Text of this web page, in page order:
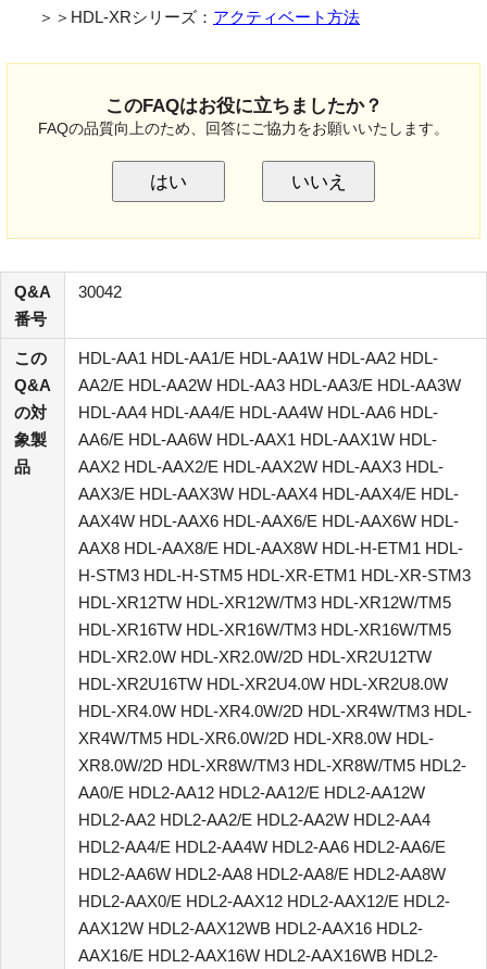
＞＞HDL-XRシリーズ： アクティベート方法
このFAQはお役に立ちましたか？
FAQの品質向上のため、回答にご協力をお願いいたします。
はい いいえ
Q&A
番号
30042
この
Q&A
の対
象製
品
HDL-AA1 HDL-AA1/E HDL-AA1W HDL-AA2 HDL-
AA2/E HDL-AA2W HDL-AA3 HDL-AA3/E HDL-AA3W
HDL-AA4 HDL-AA4/E HDL-AA4W HDL-AA6 HDL-
AA6/E HDL-AA6W HDL-AAX1 HDL-AAX1W HDL-
AAX2 HDL-AAX2/E HDL-AAX2W HDL-AAX3 HDL-
AAX3/E HDL-AAX3W HDL-AAX4 HDL-AAX4/E HDL-
AAX4W HDL-AAX6 HDL-AAX6/E HDL-AAX6W HDL-
AAX8 HDL-AAX8/E HDL-AAX8W HDL-H-ETM1 HDL-
H-STM3 HDL-H-STM5 HDL-XR-ETM1 HDL-XR-STM3
HDL-XR12TW HDL-XR12W/TM3 HDL-XR12W/TM5
HDL-XR16TW HDL-XR16W/TM3 HDL-XR16W/TM5
HDL-XR2.0W HDL-XR2.0W/2D HDL-XR2U12TW
HDL-XR2U16TW HDL-XR2U4.0W HDL-XR2U8.0W
HDL-XR4.0W HDL-XR4.0W/2D HDL-XR4W/TM3 HDL-
XR4W/TM5 HDL-XR6.0W/2D HDL-XR8.0W HDL-
XR8.0W/2D HDL-XR8W/TM3 HDL-XR8W/TM5 HDL2-
AA0/E HDL2-AA12 HDL2-AA12/E HDL2-AA12W
HDL2-AA2 HDL2-AA2/E HDL2-AA2W HDL2-AA4
HDL2-AA4/E HDL2-AA4W HDL2-AA6 HDL2-AA6/E
HDL2-AA6W HDL2-AA8 HDL2-AA8/E HDL2-AA8W
HDL2-AAX0/E HDL2-AAX12 HDL2-AAX12/E HDL2-
AAX12W HDL2-AAX12WB HDL2-AAX16 HDL2-
AAX16/E HDL2-AAX16W HDL2-AAX16WB HDL2-